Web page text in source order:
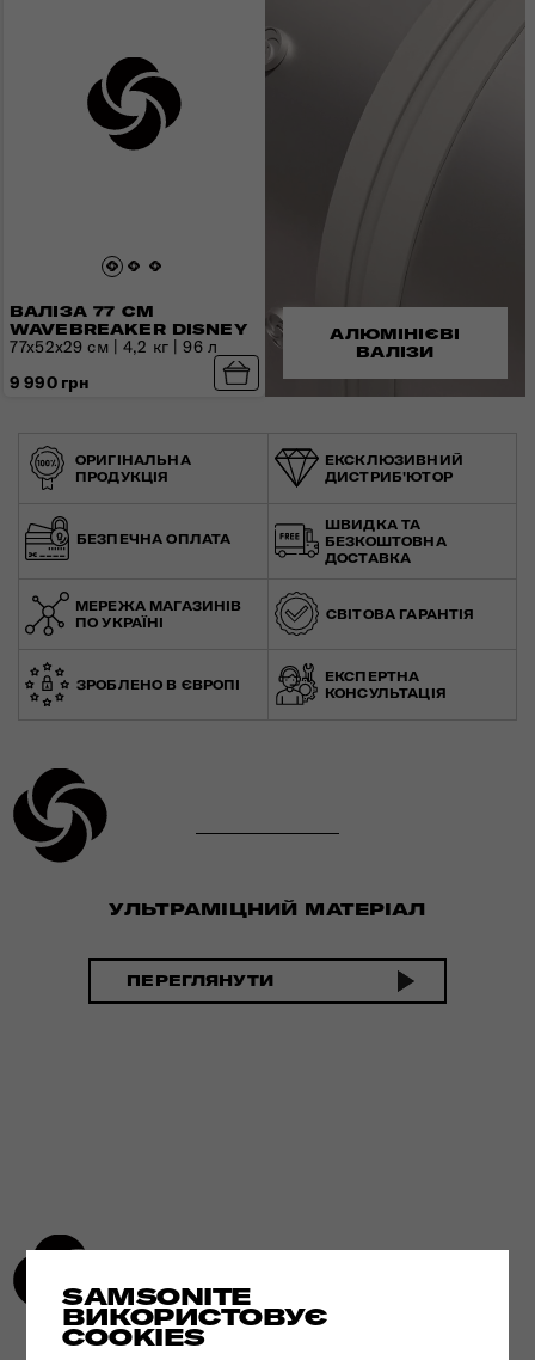
SAMSONITE
ВИКОРИСТОВУЄ
COOKIES
ВАЛІЗА 77 СМ
WAVEBREAKER DISNEY
77x52х29 см | 4,2 кг | 96 л
9 990 грн
АЛЮМІНІЄВІ
ВАЛІЗИ
ОРИГІНАЛЬНА
ПРОДУКЦІЯ
ЕКСКЛЮЗИВНИЙ
ДИСТРИБ'ЮТОР
БЕЗПЕЧНА ОПЛАТА
ШВИДКА ТА
БЕЗКОШТОВНА
ДОСТАВКА
МЕРЕЖА МАГАЗИНІВ
ПО УКРАЇНІ
СВІТОВА ГАРАНТІЯ
ЗРОБЛЕНО В ЄВРОПІ
ЕКСПЕРТНА
КОНСУЛЬТАЦІЯ
УЛЬТРАМІЦНИЙ МАТЕРІАЛ
ПЕРЕГЛЯНУТИ